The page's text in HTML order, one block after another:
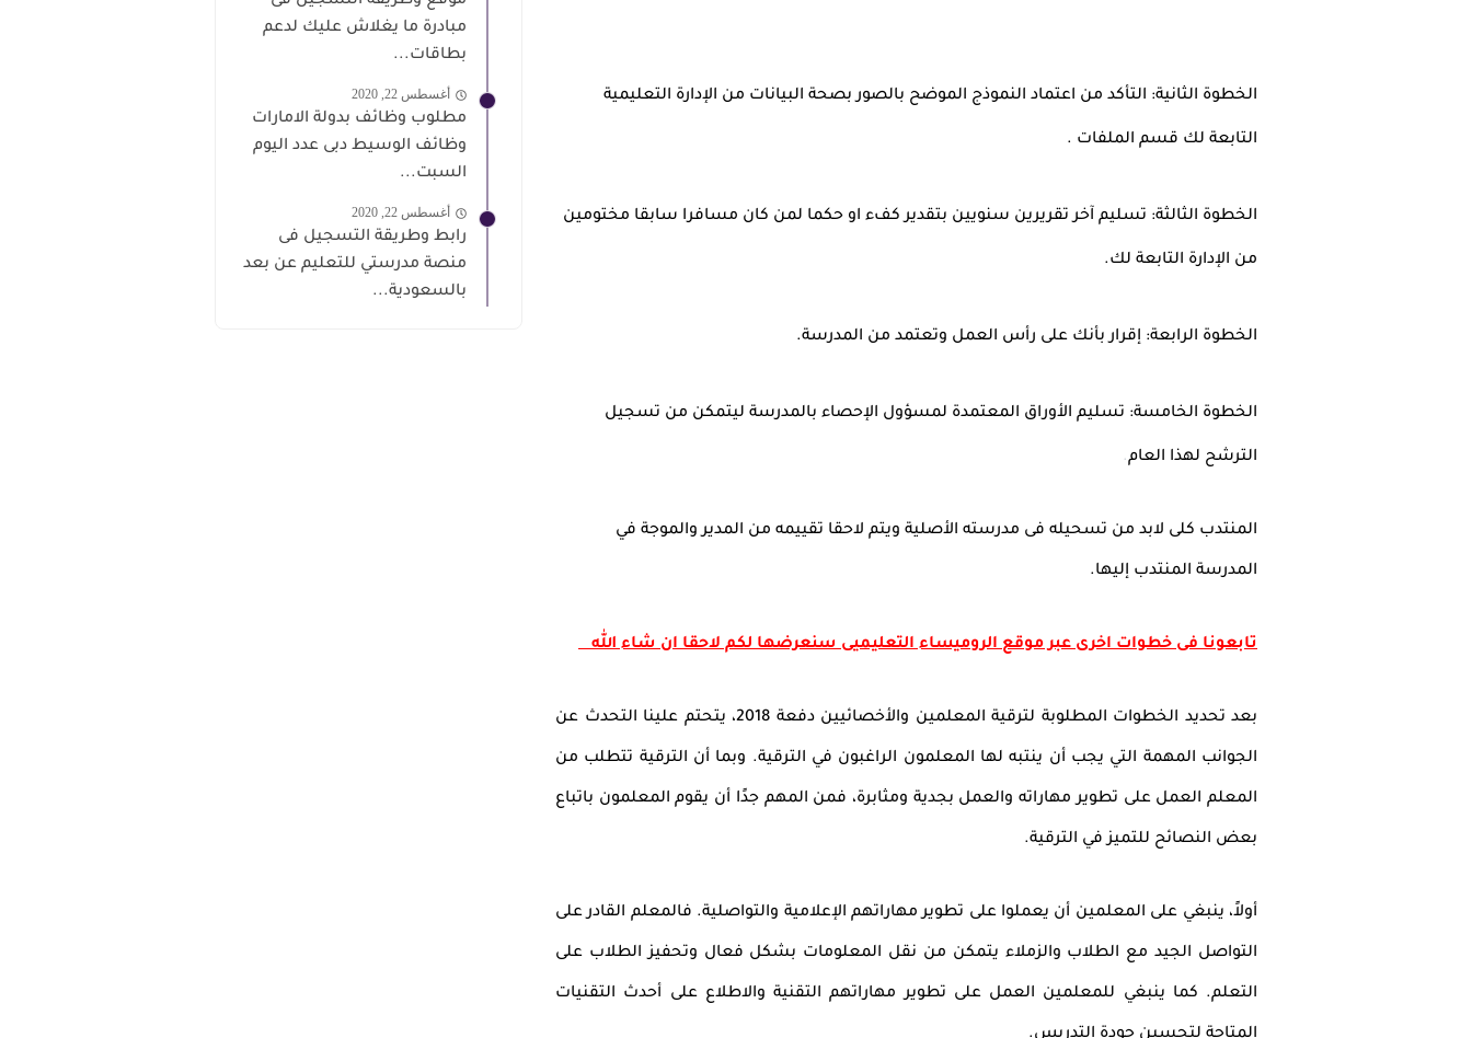
الخطوة الثانية: التأكد من اعتماد النموذج الموضح بالصور بصحة البيانات من الإدارة التعليمية
التابعة لك قسم الملفات .
الخطوة الثالثة: تسليم آخر تقريرين سنويين بتقدير كفء او حكما لمن كان مسافرا سابقا مختومين
من الإدارة التابعة لك.
الخطوة الرابعة: إقرار بأنك على رأس العمل وتعتمد من المدرسة.
الخطوة الخامسة: تسليم الأوراق المعتمدة لمسؤول الإحصاء بالمدرسة ليتمكن من تسجيل
الترشح لهذا العام.
المنتدب كلى لابد من تسحيله فى مدرسته الأصلية ويتم لاحقا تقييمه من المدير والموجة في
المدرسة المنتدب إليها.
تابعونا فى خطوات اخرى عبر موقع الروميساء التعليميى سنعرضها لكم لاحقا ان شاء الله
بعد تحديد الخطوات المطلوبة لترقية المعلمين والأخصائيين دفعة 2018، يتحتم علينا التحدث عن
الجوانب المهمة التي يجب أن ينتبه لها المعلمون الراغبون في الترقية. وبما أن الترقية تتطلب من
المعلم العمل على تطوير مهاراته والعمل بجدية ومثابرة، فمن المهم جدًا أن يقوم المعلمون باتباع
بعض النصائح للتميز في الترقية.
أولاً، ينبغي على المعلمين أن يعملوا على تطوير مهاراتهم الإعلامية والتواصلية. فالمعلم القادر على
التواصل الجيد مع الطلاب والزملاء يتمكن من نقل المعلومات بشكل فعال وتحفيز الطلاب على
التعلم. كما ينبغي للمعلمين العمل على تطوير مهاراتهم التقنية والاطلاع على أحدث التقنيات
المتاحة لتحسين جودة التدريس.
مبادرة ما يغلاش عليك لدعم
بطاقات...
أغسطس 22, 2020
مطلوب وظائف بدولة الامارات
وظائف الوسيط دبى عدد اليوم
السبت...
أغسطس 22, 2020
رابط وطريقة التسجيل فى
منصة مدرستي للتعليم عن بعد
بالسعودية...